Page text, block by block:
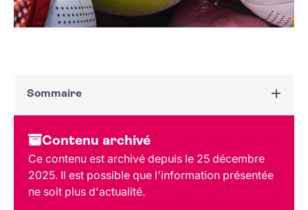
Sommaire
Dates et horaires
Au programme
Tarif et réservation
Public
Lieu et contact
Contenu archivé
Ce contenu est archivé depuis le 25 décembre
2025. Il est possible que l'information présentée
ne soit plus d'actualité.